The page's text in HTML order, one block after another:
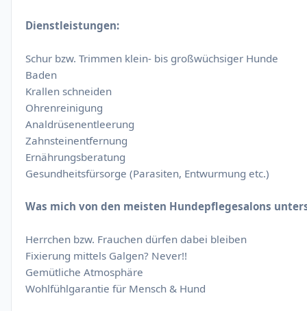
Dienstleistungen:
Schur bzw. Trimmen klein- bis großwüchsiger Hunde
Baden
Krallen schneiden
Ohrenreinigung
Analdrüsenentleerung
Zahnsteinentfernung
Ernährungsberatung
Gesundheitsfürsorge (Parasiten, Entwurmung etc.)
Was mich von den meisten Hundepflegesalons
Herrchen bzw. Frauchen dürfen dabei bleiben
Fixierung mittels Galgen? Never!!
Gemütliche Atmosphäre
Wohlfühlgarantie für Mensch & Hund